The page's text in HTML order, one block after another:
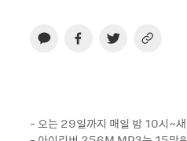
- 오는 29일까지 매일 밤 10시~